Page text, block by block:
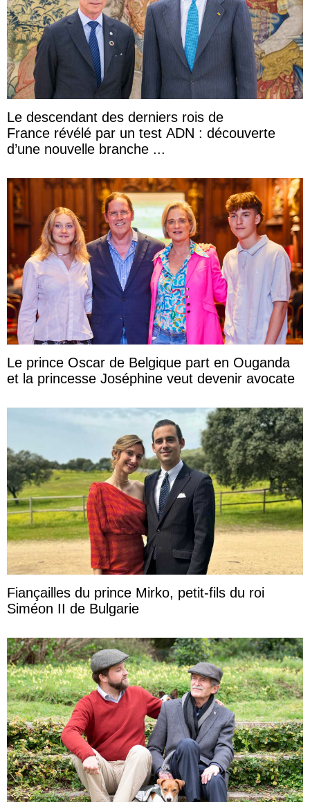
Le descendant des derniers rois de
France révélé par un test ADN : découverte
d’une nouvelle branche ...
Le prince Oscar de Belgique part en Ouganda
et la princesse Joséphine veut devenir avocate
Fiançailles du prince Mirko, petit-fils du roi
Siméon II de Bulgarie